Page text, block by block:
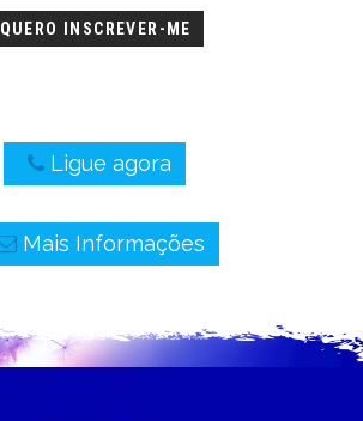
QUERO INSCREVER-ME
Ligue agora
Mais Informações